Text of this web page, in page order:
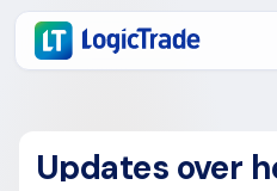
Updates over